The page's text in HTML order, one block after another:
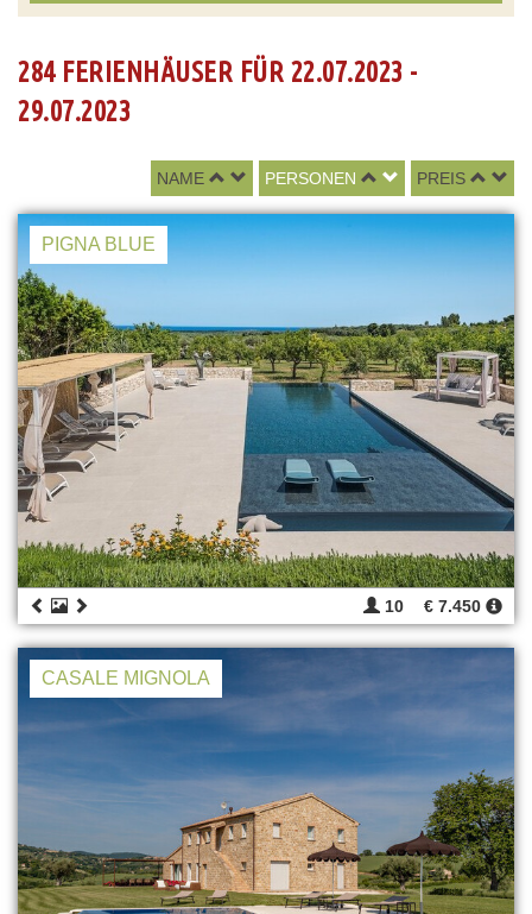
284 FERIENHÄUSER FÜR 22.07.2023 -
29.07.2023
NAME PERSONEN PREIS
PIGNA BLUE
10 € 7.450
CASALE MIGNOLA